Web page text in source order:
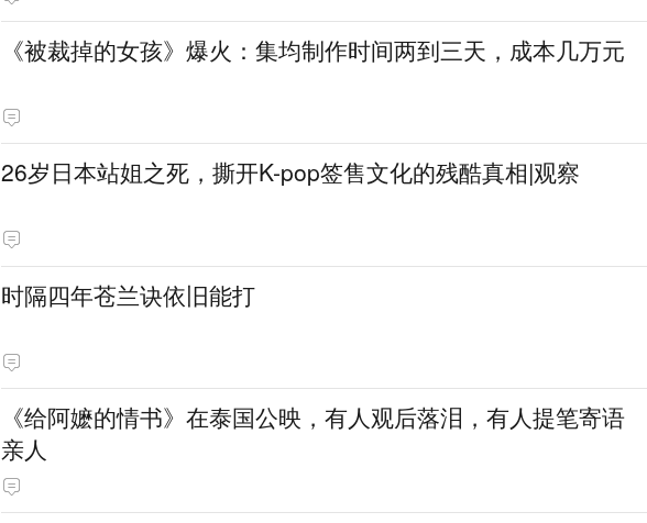
《被裁掉的女孩》爆火：集均制作时间两到三天，成本几万元
​26岁日本站姐之死，撕开K-pop签售文化的残酷真相|观察
时隔四年苍兰诀依旧能打
《给阿嬷的情书》在泰国公映，有人观后落泪，有人提笔寄语
亲人